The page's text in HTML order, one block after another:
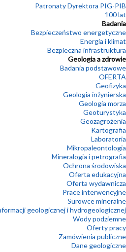
Patronaty Dyrektora PIG-PIB
100 lat
Badania
Bezpieczeństwo energetyczne
Energia i klimat
Bezpieczna infrastruktura
Geologia a zdrowie
Badania podstawowe
OFERTA
Geofizyka
Geologia inżynierska
Geologia morza
Geoturystyka
Geozagrożenia
Kartografia
Laboratoria
Mikropaleontologia
Mineralogia i petrografia
Ochrona środowiska
Oferta edukacyjna
Oferta wydawnicza
Prace interwencyjne
Surowce mineralne
geologicznej i hydrogeologicznej
Wody podziemne
Oferty pracy
Zamówienia publiczne
Dane geologiczne